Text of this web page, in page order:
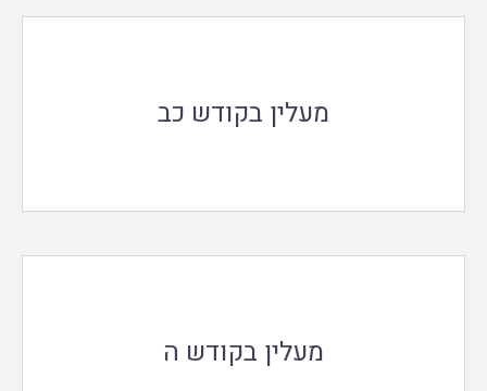
מעלין בקודש כב
מעלין בקודש ה